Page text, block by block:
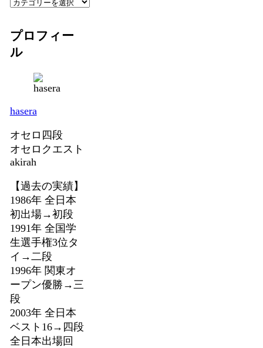
プロフィー
ル
hasera
オセロ四段
オセロクエスト
akirah
【過去の実績】
1986年 全日本
初出場→初段
1991年 全国学
生選手権3位タ
イ→二段
1996年 関東オ
ープン優勝→三
段
2003年 全日本
ベスト16→四段
全日本出場回